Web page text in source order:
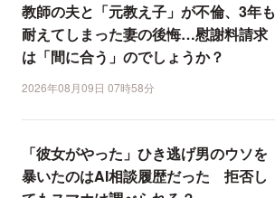
教師の夫と「元教え子」が不倫、3年も
耐えてしまった妻の後悔…慰謝料請求
は「間に合う」のでしょうか？
2026年08月09日 07時58分
「彼女がやった」ひき逃げ男のウソを
暴いたのはAI相談履歴だった 拒否し